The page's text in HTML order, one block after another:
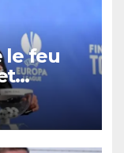
le feu
à